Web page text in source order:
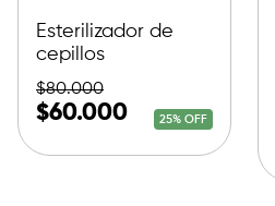
Esterilizador de
cepillos
$80.000
$60.000 25% OFF